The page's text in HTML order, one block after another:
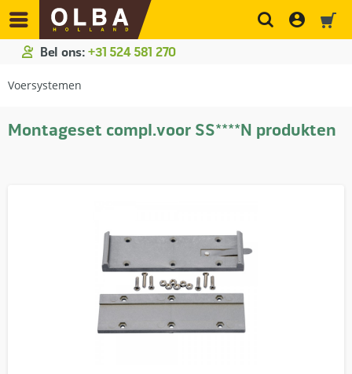
Bel ons: +31 524 581 270
Voersystemen
Montageset compl.voor SS****N produkten